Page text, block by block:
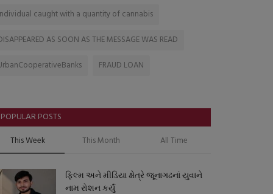
caught with a quantity of cannabis
AS SOON AS THE MESSAGE WAS READ
FRAUD LOAN
POPULAR POSTS
This Week This Month All Time
ફિલ્મ અને મીડિયા ક્ષેત્રે જૂનાગઢનાં યુવાને
નામ રોશન કર્યું